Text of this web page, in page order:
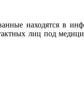
находятся в
лиц под